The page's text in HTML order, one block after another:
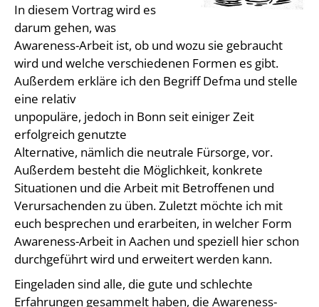
In diesem Vortrag wird es
darum gehen, was
Awareness-Arbeit ist, ob und wozu sie gebraucht
wird und welche verschiedenen Formen es gibt.
Außerdem erkläre ich den Begriff Defma und stelle
eine relativ
unpopuläre, jedoch in Bonn seit einiger Zeit
erfolgreich genutzte
Alternative, nämlich die neutrale Fürsorge, vor.
Außerdem besteht die Möglichkeit, konkrete
Situationen und die Arbeit mit Betroffenen und
Verursachenden zu üben. Zuletzt möchte ich mit
euch besprechen und erarbeiten, in welcher Form
Awareness-Arbeit in Aachen und speziell hier schon
durchgeführt wird und erweitert werden kann.
Eingeladen sind alle, die gute und schlechte
Erfahrungen gesammelt haben, die Awareness-